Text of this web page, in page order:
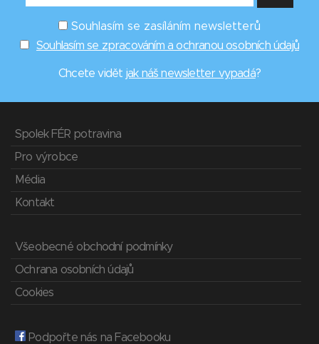
Souhlasím se zasíláním newsletterů
Souhlasím se zpracováním a ochranou osobních údajů
Chcete vidět jak náš newsletter vypadá?
Spolek FÉR potravina
Pro výrobce
Média
Kontakt
Všeobecné obchodní podmínky
Ochrana osobních údajů
Cookies
Podpořte nás na Facebooku